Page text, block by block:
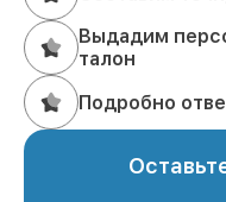
Выдадим
талон
Подробно